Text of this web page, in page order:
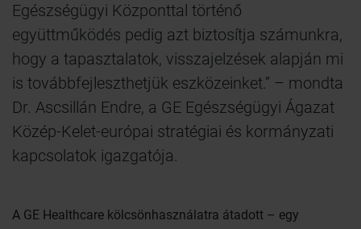
Egészségügyi Központtal történő
együttműködés pedig azt biztosítja számunkra,
hogy a tapasztalatok, visszajelzések alapján mi
is továbbfejleszthetjük eszközeinket.” – mondta
Dr. Ascsillán Endre, a GE Egészségügyi Ágazat
Közép-Kelet-európai stratégiai és kormányzati
kapcsolatok igazgatója.
A GE Healthcare kölcsönhasználatra átadott – egy